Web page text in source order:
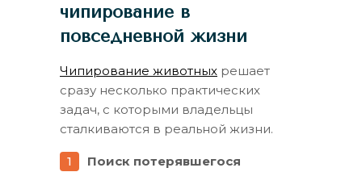
чипирование в
повседневной жизни
Чипирование животных решает
сразу несколько практических
задач, с которыми владельцы
сталкиваются в реальной жизни.
Поиск потерявшегося